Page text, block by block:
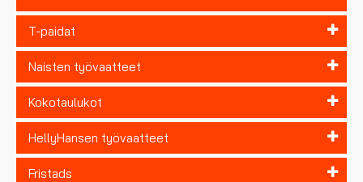
T-paidat
Naisten työvaatteet
Kokotaulukot
HellyHansen työvaatteet
Fristads